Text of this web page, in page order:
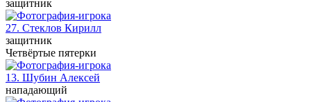
защитник
27. Стеклов Кирилл
защитник
Четвёртые пятерки
13. Шубин Алексей
нападающий